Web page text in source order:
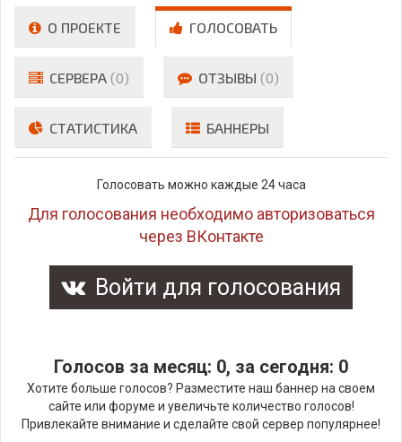
О ПРОЕКТЕ ГОЛОСОВАТЬ
СЕРВЕРА (0) ОТЗЫВЫ (0)
СТАТИСТИКА БАННЕРЫ
Голосовать можно каждые 24 часа
Для голосования необходимо авторизоваться
через ВКонтакте
Войти для голосования
Голосов за месяц: 0, за сегодня: 0
Хотите больше голосов? Разместите наш баннер на своем
сайте или форуме и увеличьте количество голосов!
Привлекайте внимание и сделайте свой сервер популярнее!